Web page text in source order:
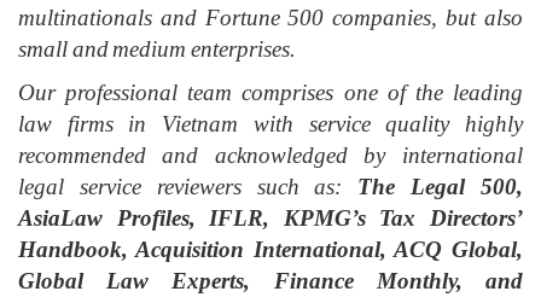
multinationals and Fortune 500 companies, but also
small and medium enterprises.
Our professional team comprises one of the leading
law firms in Vietnam with service quality highly
recommended and acknowledged by international
legal service reviewers such as: The Legal 500,
AsiaLaw Profiles, IFLR, KPMG’s Tax Directors’
Handbook, Acquisition International, ACQ Global,
Global Law Experts, Finance Monthly, and